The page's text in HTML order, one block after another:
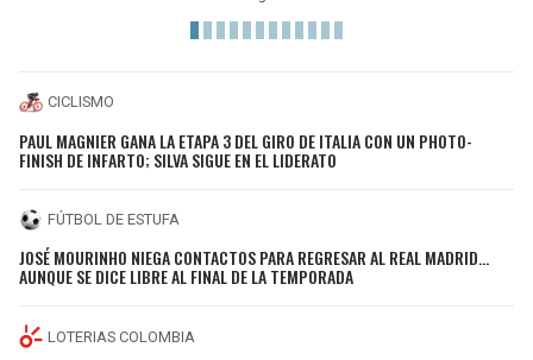
CICLISMO
PAUL MAGNIER GANA LA ETAPA 3 DEL GIRO DE ITALIA CON UN PHOTO-
FINISH DE INFARTO; SILVA SIGUE EN EL LIDERATO
FÚTBOL DE ESTUFA
JOSÉ MOURINHO NIEGA CONTACTOS PARA REGRESAR AL REAL MADRID...
AUNQUE SE DICE LIBRE AL FINAL DE LA TEMPORADA
LOTERIAS COLOMBIA